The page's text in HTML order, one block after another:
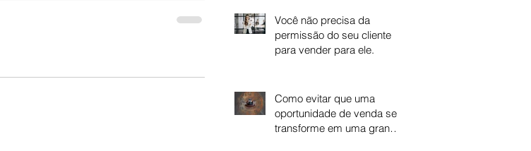
Você não precisa da
permissão do seu cliente
para vender para ele.
Como evitar que uma
oportunidade de venda se
transforme em uma grande